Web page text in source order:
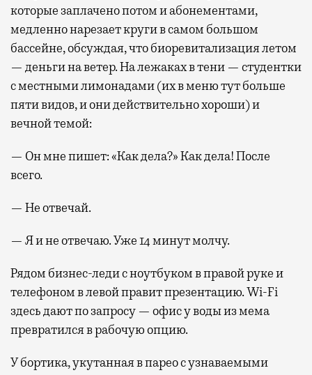
которые заплачено потом и абонементами,
медленно нарезает круги в самом большом
бассейне, обсуждая, что биоревитализация летом
— деньги на ветер. На лежаках в тени — студентки
с местными лимонадами (их в меню тут больше
пяти видов, и они действительно хороши) и
вечной темой:
— Он мне пишет: «Как дела?» Как дела! После
всего.
— Не отвечай.
— Я и не отвечаю. Уже 14 минут молчу.
Рядом бизнес-леди с ноутбуком в правой руке и
телефоном в левой правит презентацию. Wi-Fi
здесь дают по запросу — офис у воды из мема
превратился в рабочую опцию.
У бортика, укутанная в парео с узнаваемыми